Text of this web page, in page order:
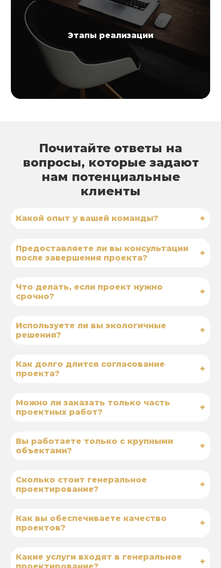
Этапы реализации
Почитайте ответы на
вопросы, которые задают
нам потенциальные
клиенты
Какой опыт у вашей команды? +
Предоставляете ли вы консультации
после завершения проекта?
+
Что делать, если проект нужно
срочно?
+
Используете ли вы экологичные
решения?
+
Как долго длится согласование
проекта?
+
Можно ли заказать только часть
проектных работ?
+
Вы работаете только с крупными
объектами?
+
Сколько стоит генеральное
проектирование?
+
Как вы обеспечиваете качество
проектов?
+
Какие услуги входят в генеральное
проектирование?
+